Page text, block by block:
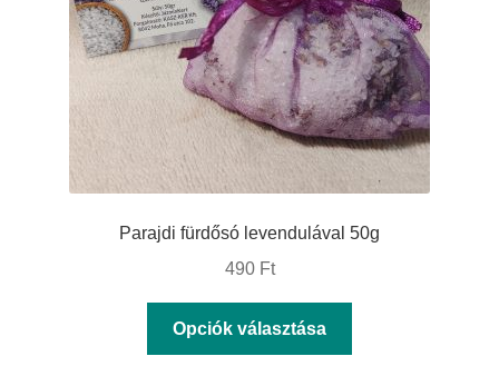
választhatók
ki
Parajdi fürdősó levendulával 50g
490 Ft
Opciók választása